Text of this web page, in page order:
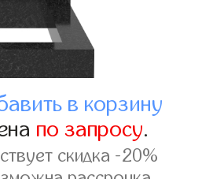
в корзину
по запросу.
скидка -20%